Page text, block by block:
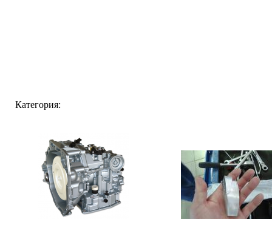
Категория: